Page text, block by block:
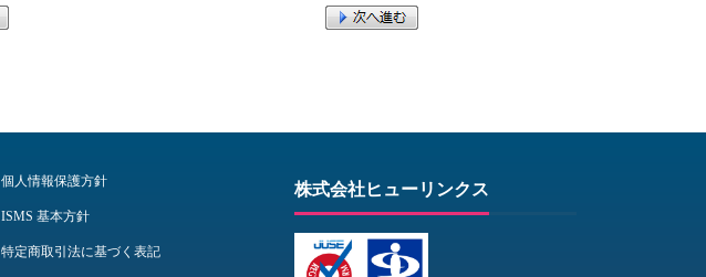
個人情報保護方針
ISMS 基本方針
特定商取引法に基づく表記
株式会社ヒューリンクス